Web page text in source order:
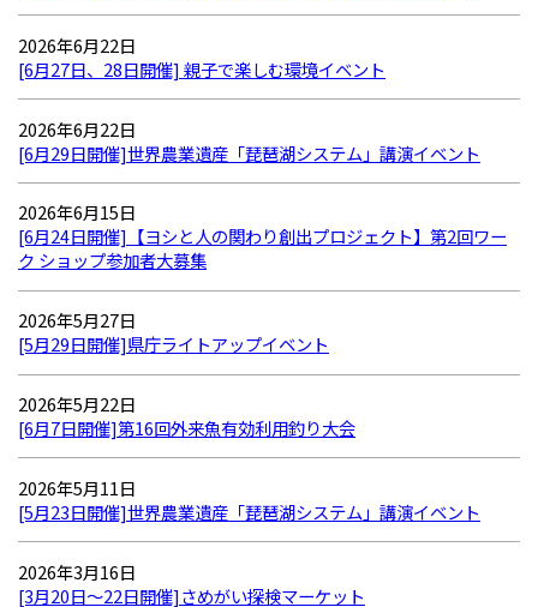
2026年6月22日
[6月27日、28日開催] 親子で楽しむ環境イベント
2026年6月22日
[6月29日開催]世界農業遺産「琵琶湖システム」講演イベント
2026年6月15日
[6月24日開催]【ヨシと人の関わり創出プロジェクト】第2回ワー
ク ショップ参加者大募集
2026年5月27日
[5月29日開催]県庁ライトアップイベント
2026年5月22日
[6月7日開催]第16回外来魚有効利用釣り大会
2026年5月11日
[5月23日開催]世界農業遺産「琵琶湖システム」講演イベント
2026年3月16日
[3月20日～22日開催]さめがい探検マーケット